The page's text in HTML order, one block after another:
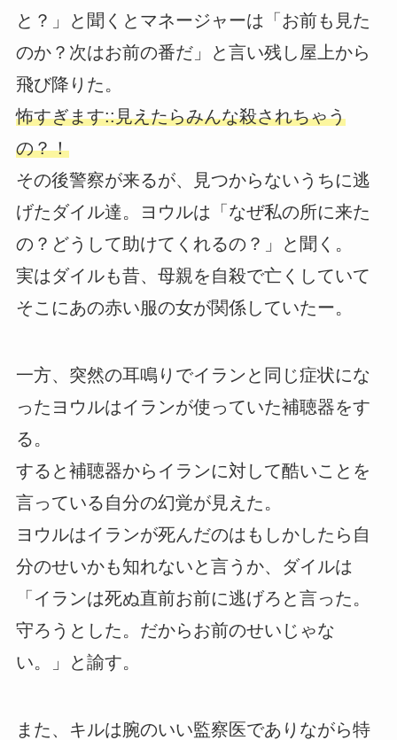
と？」と聞くとマネージャーは「お前も見た
のか？次はお前の番だ」と言い残し屋上から
飛び降りた。
怖すぎます::見えたらみんな殺されちゃう
の？！
その後警察が来るが、見つからないうちに逃
げたダイル達。ヨウルは「なぜ私の所に来た
の？どうして助けてくれるの？」と聞く。
実はダイルも昔、母親を自殺で亡くしていて
そこにあの赤い服の女が関係していたー。
一方、突然の耳鳴りでイランと同じ症状にな
ったヨウルはイランが使っていた補聴器をす
る。
すると補聴器からイランに対して酷いことを
言っている自分の幻覚が見えた。
ヨウルはイランが死んだのはもしかしたら自
分のせいかも知れないと言うか、ダイルは
「イランは死ぬ直前お前に逃げろと言った。
守ろうとした。だからお前のせいじゃな
い。」と諭す。
また、キルは腕のいい監察医でありながら特